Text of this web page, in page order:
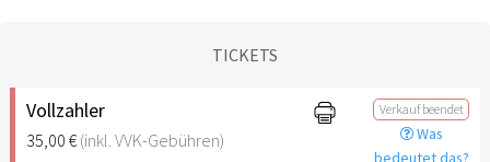
TICKETS
Vollzahler
35,00 €(inkl. VVK-Gebühren)
Verkauf beendet
Was
bedeutet das?